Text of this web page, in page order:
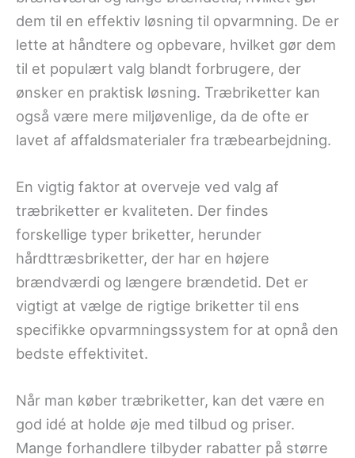
dem til en effektiv løsning til opvarmning. De er
lette at håndtere og opbevare, hvilket gør dem
til et populært valg blandt forbrugere, der
ønsker en praktisk løsning. Træbriketter kan
også være mere miljøvenlige, da de ofte er
lavet af affaldsmaterialer fra træbearbejdning.
En vigtig faktor at overveje ved valg af
træbriketter er kvaliteten. Der findes
forskellige typer briketter, herunder
hårdttræsbriketter, der har en højere
brændværdi og længere brændetid. Det er
vigtigt at vælge de rigtige briketter til ens
specifikke opvarmningssystem for at opnå den
bedste effektivitet.
Når man køber træbriketter, kan det være en
god idé at holde øje med tilbud og priser.
Mange forhandlere tilbyder rabatter på større